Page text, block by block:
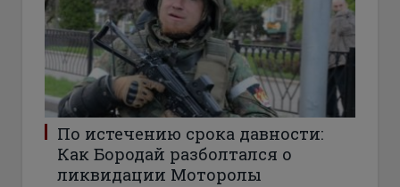
По истечению срока давности:
Как Бородай разболтался о
ликвидации Моторолы